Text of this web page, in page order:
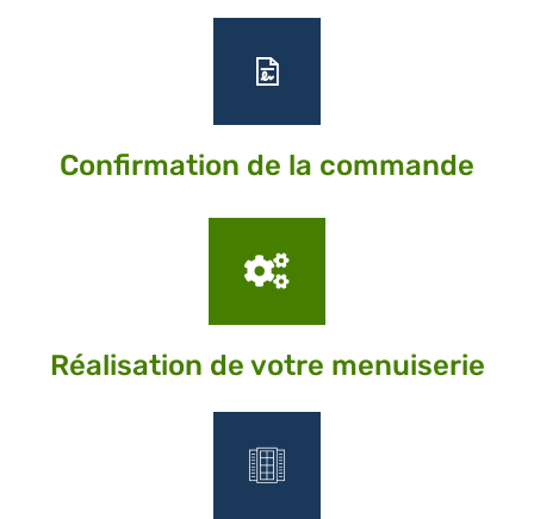
Confirmation de la commande
Réalisation de votre menuiserie